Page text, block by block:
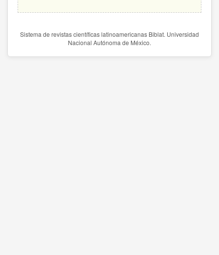
Sistema de revistas científicas latinoamericanas Biblat. Universidad
Nacional Autónoma de México.